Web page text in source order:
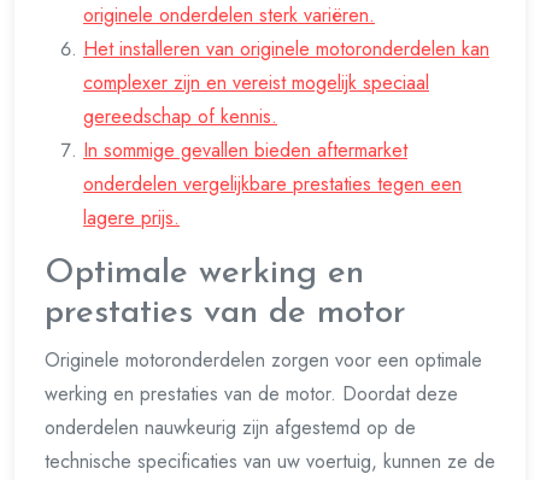
originele onderdelen sterk variëren.
Het installeren van originele motoronderdelen kan
complexer zijn en vereist mogelijk speciaal
gereedschap of kennis.
In sommige gevallen bieden aftermarket
onderdelen vergelijkbare prestaties tegen een
lagere prijs.
Optimale werking en
prestaties van de motor
Originele motoronderdelen zorgen voor een optimale
werking en prestaties van de motor. Doordat deze
onderdelen nauwkeurig zijn afgestemd op de
technische specificaties van uw voertuig, kunnen ze de